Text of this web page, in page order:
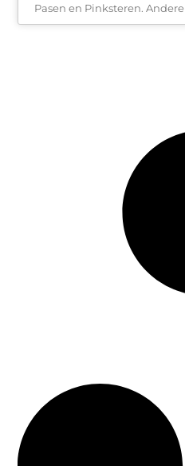
Pasen en Pinksteren. Andere